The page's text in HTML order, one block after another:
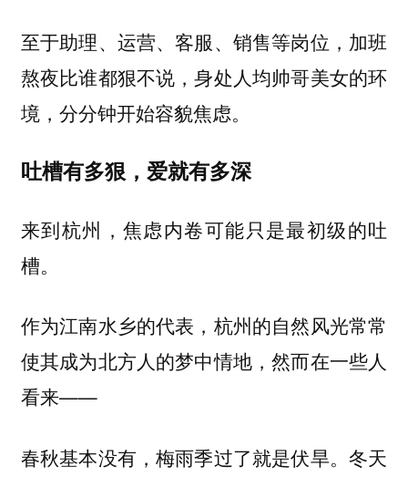
至于助理、运营、客服、销售等岗位，加班
熬夜比谁都狠不说，身处人均帅哥美女的环
境，分分钟开始容貌焦虑。
吐槽有多狠，爱就有多深
来到杭州，焦虑内卷可能只是最初级的吐
槽。
作为江南水乡的代表，杭州的自然风光常常
使其成为北方人的梦中情地，然而在一些人
看来——
春秋基本没有，梅雨季过了就是伏旱。冬天